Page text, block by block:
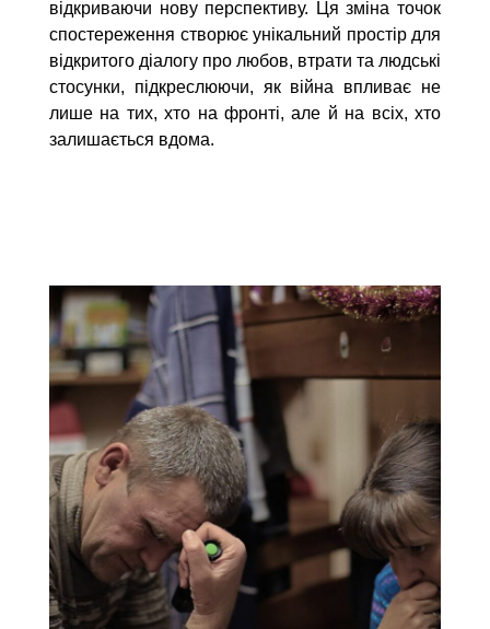
відкриваючи нову перспективу. Ця зміна точок
спостереження створює унікальний простір для
відкритого діалогу про любов, втрати та людські
стосунки, підкреслюючи, як війна впливає не
лише на тих, хто на фронті, але й на всіх, хто
залишається вдома.